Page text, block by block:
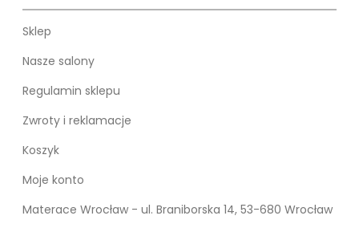
Sklep
Nasze salony
Regulamin sklepu
Zwroty i reklamacje
Koszyk
Moje konto
Materace Wrocław - ul. Braniborska 14, 53-680 Wrocław